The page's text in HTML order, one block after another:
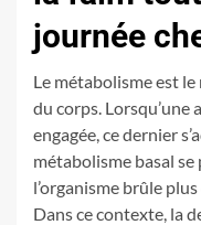
journée
Le métabolisme est
du corps.
engagée, ce dernier
métabolisme basal se
l’organisme brûle
Dans ce contexte, la